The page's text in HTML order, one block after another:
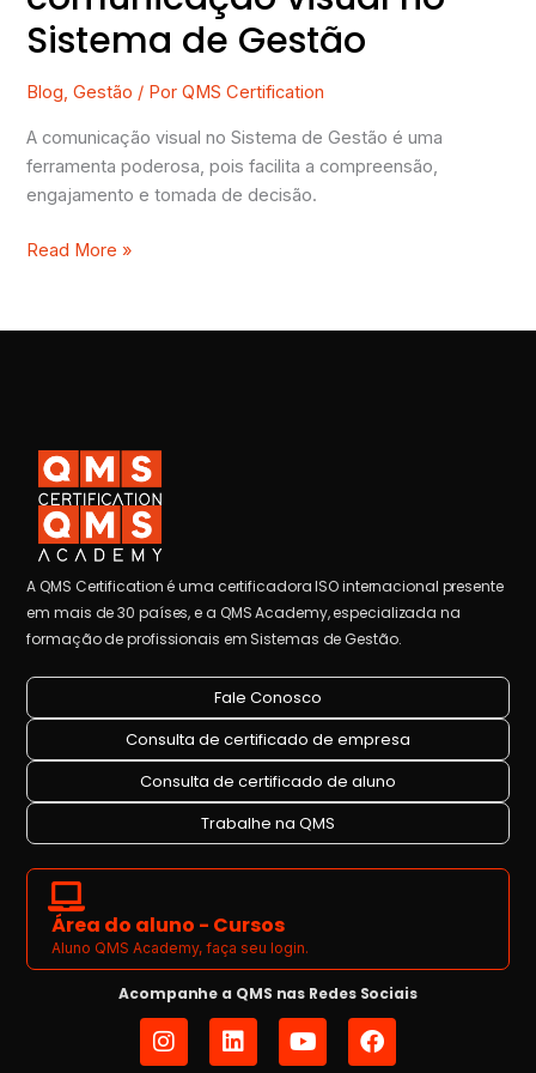
Sistema de Gestão
Blog,Gestão / PorQMS Certification
A comunicação visual no Sistema de Gestão é uma
ferramenta poderosa, pois facilita a compreensão,
engajamento e tomada de decisão.
Read More »
A QMS Certification é uma certificadora ISO internacional presente
em mais de 30 países, e a QMS Academy, especializada na
formação de profissionais em Sistemas de Gestão.
Fale Conosco
Consulta de certificado de empresa
Consulta de certificado de aluno
Trabalhe na QMS
Área do aluno - Cursos
Aluno QMS Academy, faça seu login.
Acompanhe a QMS nas Redes Sociais
I
n
L
i
Y
o
F
a